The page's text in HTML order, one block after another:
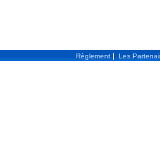
Règlement | Les